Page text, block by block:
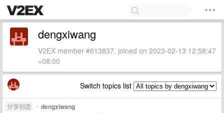
dengxiwang
V2EX member #613837, joined on 2023-02-13 12:58:47
+08:00
Switch topics list
分享创造 • dengxiwang